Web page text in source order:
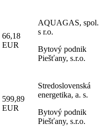
66,18
EUR
AQUAGAS, spol.
s r.o.
Bytový podnik
Piešťany, s.r.o.
599,89
EUR
Stredoslovenská
energetika, a. s.
Bytový podnik
Piešťany, s.r.o.